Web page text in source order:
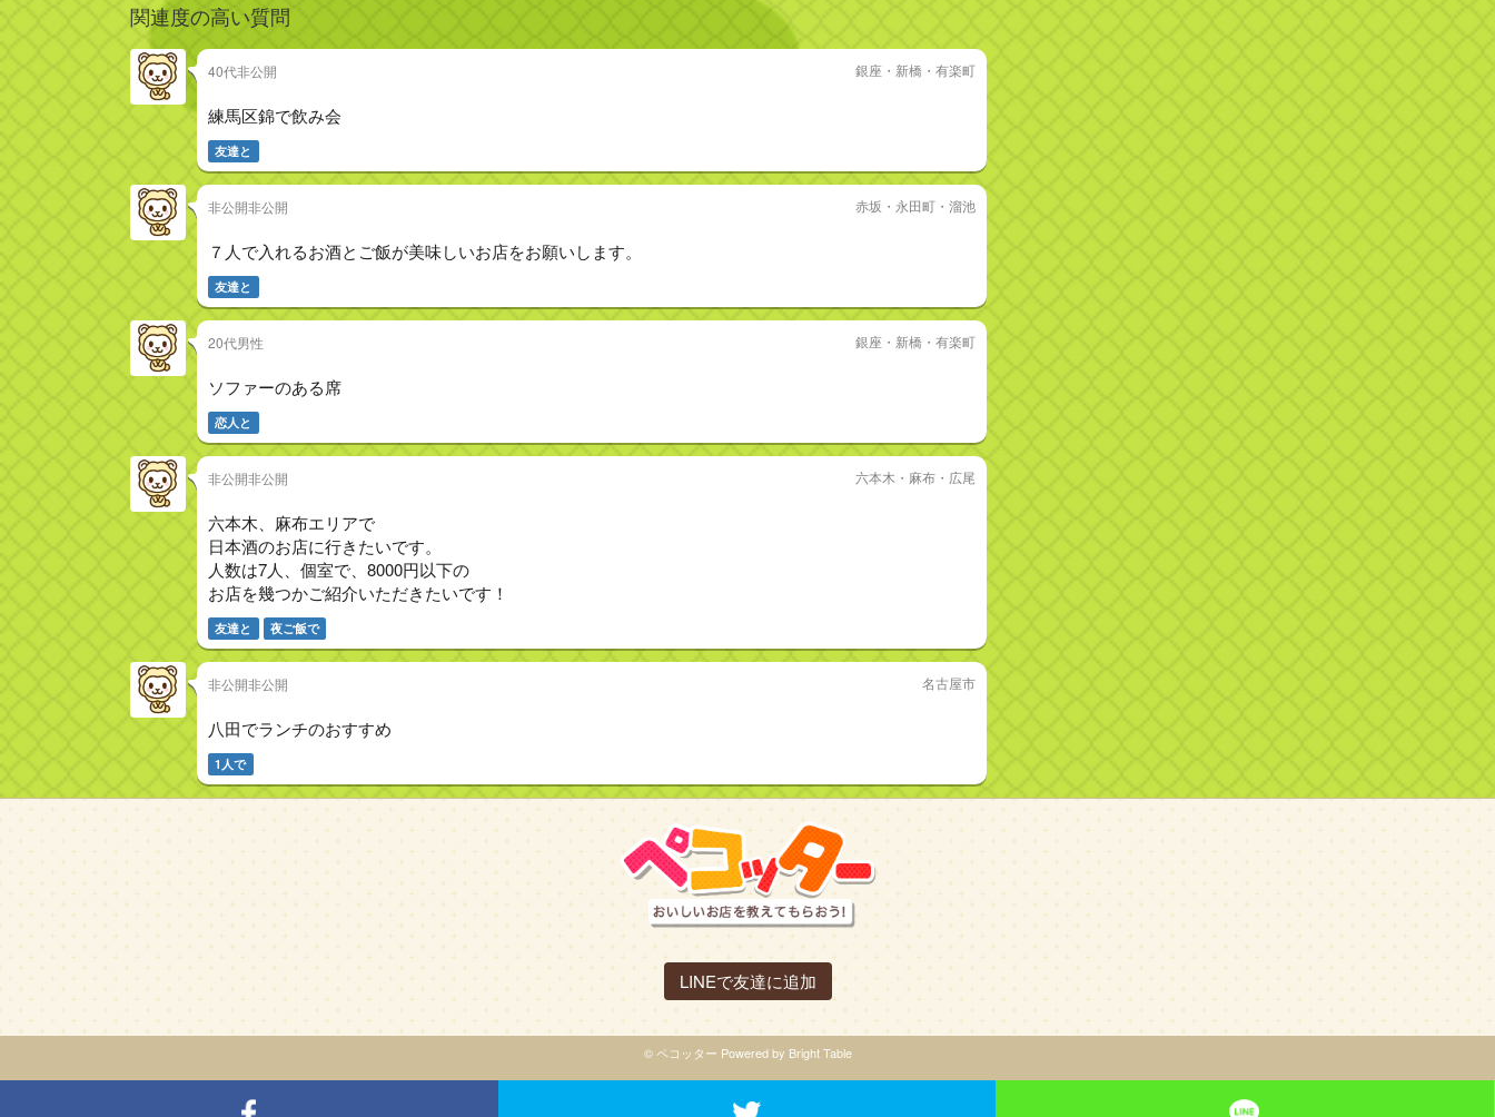
関連度の高い質問
40代非公開 銀座・新橋・有楽町
練馬区錦で飲み会
友達と
非公開非公開 赤坂・永田町・溜池
７人で入れるお酒とご飯が美味しいお店をお願いします。
友達と
20代男性 銀座・新橋・有楽町
ソファーのある席
恋人と
非公開非公開 六本木・麻布・広尾
六本木、麻布エリアで
日本酒のお店に行きたいです。
人数は7人、個室で、8000円以下の
お店を幾つかご紹介いただきたいです！
友達と 夜ご飯で
非公開非公開 名古屋市
八田でランチのおすすめ
1人で
LINEで友達に追加
© ペコッター Powered by Bright Table